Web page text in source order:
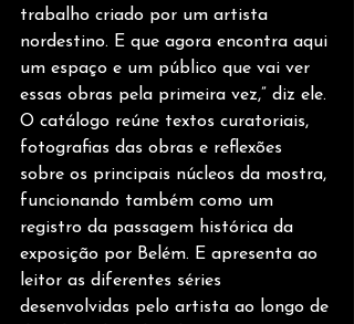
trabalho criado por um artista
nordestino. E que agora encontra aqui
um espaço e um público que vai ver
essas obras pela primeira vez,” diz ele.
O catálogo reúne textos curatoriais,
fotografias das obras e reflexões
sobre os principais núcleos da mostra,
funcionando também como um
registro da passagem histórica da
exposição por Belém. E apresenta ao
leitor as diferentes séries
desenvolvidas pelo artista ao longo de